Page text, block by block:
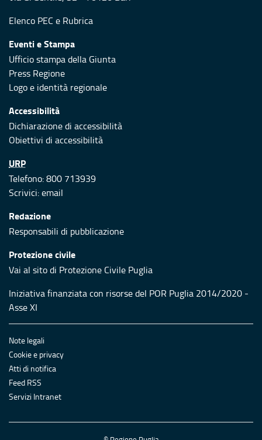
Elenco PEC e Rubrica
Eventi e Stampa
Ufficio stampa della Giunta
Press Regione
Logo e identità regionale
Accessibilità
Dichiarazione di accessibilità
Obiettivi di accessibilità
URP
Telefono: 800 713939
Scrivici:email
Redazione
Responsabili di pubblicazione
Protezione civile
Vai al sito di Protezione Civile Puglia
Iniziativa finanziata con risorse del POR Puglia 2014/2020 -
Asse XI
Note legali
Cookie e privacy
Atti di notifica
Feed RSS
Servizi Intranet